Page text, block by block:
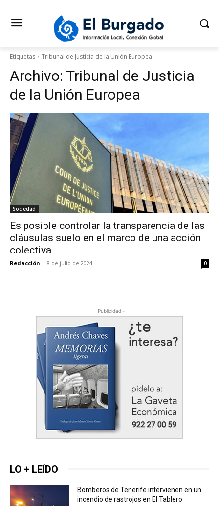
Etiquetas Tribunal de Justicia de la Unión Europea
Archivo: Tribunal de Justicia
de la Unión Europea
Sociedad
Es posible controlar la transparencia de las
cláusulas suelo en el marco de una acción
colectiva
Redacción - 8 de julio de 2024 0
- Publicidad -
LO + LEÍDO
Bomberos de Tenerife intervienen en un
incendio de rastrojos en El Tablero